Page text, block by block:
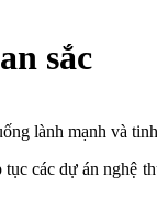
sắc
lành mạnh và
các dự án nghệ